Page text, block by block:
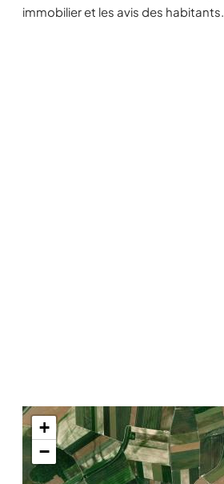
immobilier et les avis des habitants.
+
−